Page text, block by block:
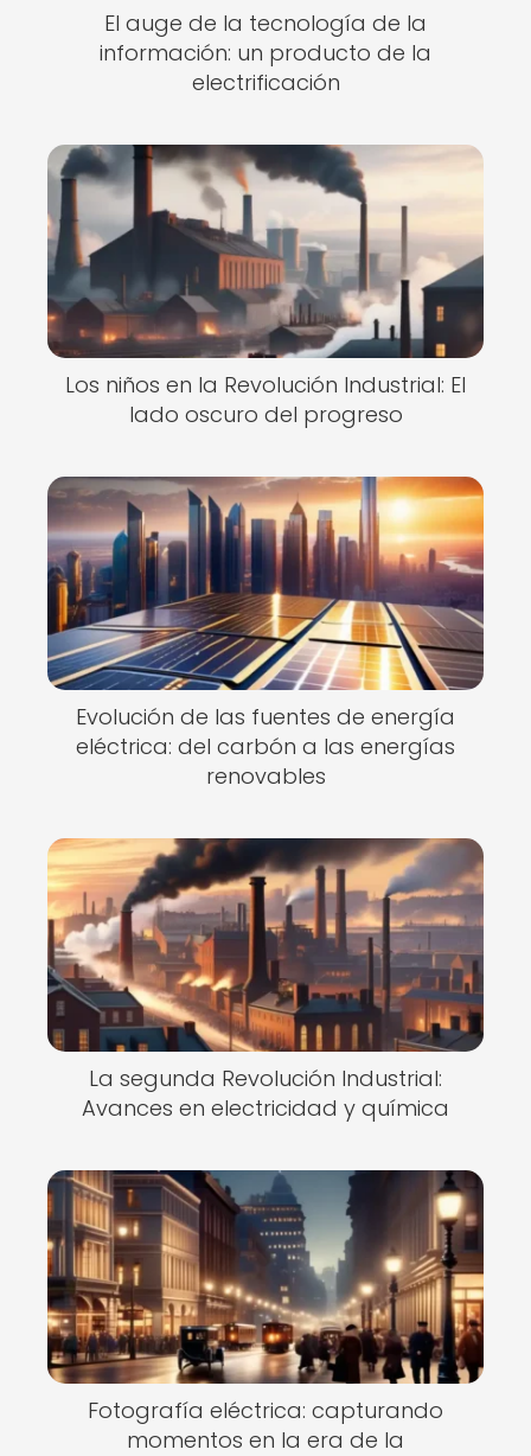
El auge de la tecnología de la
información: un producto de la
electrificación
Los niños en la Revolución Industrial: El
lado oscuro del progreso
Evolución de las fuentes de energía
eléctrica: del carbón a las energías
renovables
La segunda Revolución Industrial:
Avances en electricidad y química
Fotografía eléctrica: capturando
momentos en la era de la